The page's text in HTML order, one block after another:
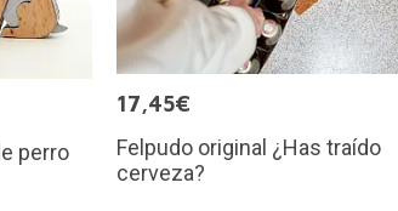
perro
17,45€
Felpudo original ¿Has traído
cerveza?